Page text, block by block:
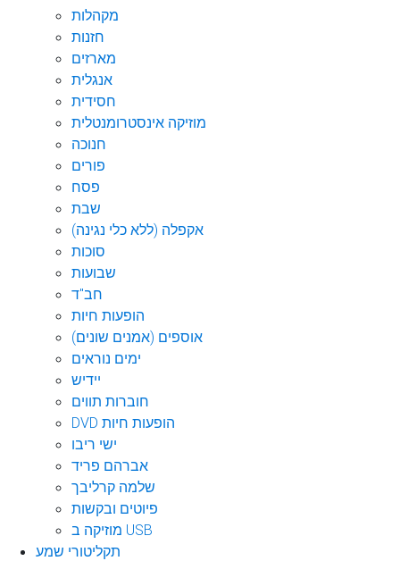
מקהלות
חזנות
מארזים
אנגלית
חסידית
מוזיקה אינסטרומנטלית
חנוכה
פורים
פסח
שבת
אקפלה (ללא כלי נגינה)
סוכות
שבועות
חב"ד
הופעות חיות
אוספים (אמנים שונים)
ימים נוראים
יידיש
חוברות תווים
DVD הופעות חיות
ישי ריבו
אברהם פריד
שלמה קרליבך
פיוטים ובקשות
מוזיקה ב USB
תקליטורי שמע